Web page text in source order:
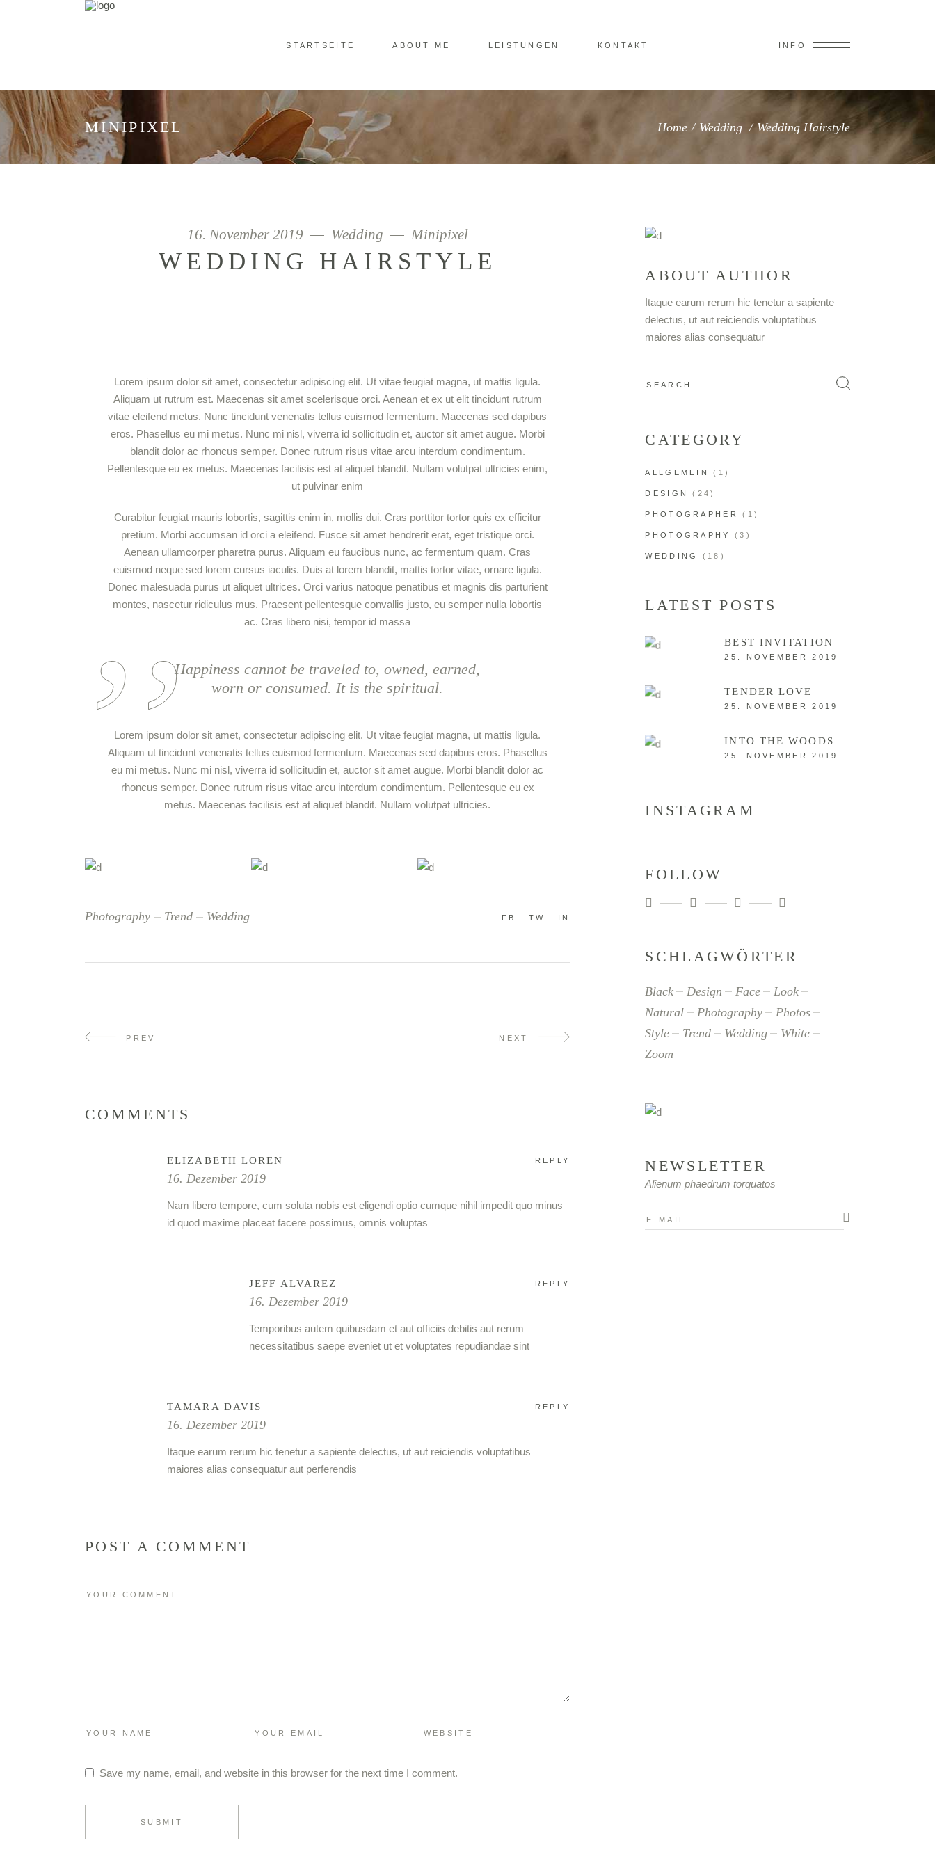
STARTSEITE ABOUT ME LEISTUNGEN KONTAKT INFO
MINIPIXEL Home/Wedding /Wedding Hairstyle
16. November 2019 Wedding Minipixel
WEDDING HAIRSTYLE
Lorem ipsum dolor sit amet, consectetur adipiscing elit. Ut vitae feugiat magna, ut mattis ligula.
Aliquam ut rutrum est. Maecenas sit amet scelerisque orci. Aenean et ex ut elit tincidunt rutrum
vitae eleifend metus. Nunc tincidunt venenatis tellus euismod fermentum. Maecenas sed dapibus
eros. Phasellus eu mi metus. Nunc mi nisl, viverra id sollicitudin et, auctor sit amet augue. Morbi
blandit dolor ac rhoncus semper. Donec rutrum risus vitae arcu interdum condimentum.
Pellentesque eu ex metus. Maecenas facilisis est at aliquet blandit. Nullam volutpat ultricies enim,
ut pulvinar enim
Curabitur feugiat mauris lobortis, sagittis enim in, mollis dui. Cras porttitor tortor quis ex efficitur
pretium. Morbi accumsan id orci a eleifend. Fusce sit amet hendrerit erat, eget tristique orci.
Aenean ullamcorper pharetra purus. Aliquam eu faucibus nunc, ac fermentum quam. Cras
euismod neque sed lorem cursus iaculis. Duis at lorem blandit, mattis tortor vitae, ornare ligula.
Donec malesuada purus ut aliquet ultrices. Orci varius natoque penatibus et magnis dis parturient
montes, nascetur ridiculus mus. Praesent pellentesque convallis justo, eu semper nulla lobortis
ac. Cras libero nisi, tempor id massa
Happiness cannot be traveled to, owned, earned,
worn or consumed. It is the spiritual.
Lorem ipsum dolor sit amet, consectetur adipiscing elit. Ut vitae feugiat magna, ut mattis ligula.
Aliquam ut tincidunt venenatis tellus euismod fermentum. Maecenas sed dapibus eros. Phasellus
eu mi metus. Nunc mi nisl, viverra id sollicitudin et, auctor sit amet augue. Morbi blandit dolor ac
rhoncus semper. Donec rutrum risus vitae arcu interdum condimentum. Pellentesque eu ex
metus. Maecenas facilisis est at aliquet blandit. Nullam volutpat ultricies.
Photography Trend Wedding FB TW IN
PREV NEXT
COMMENTS
ELIZABETH LOREN REPLY
16. Dezember 2019
Nam libero tempore, cum soluta nobis est eligendi optio cumque nihil impedit quo minus
id quod maxime placeat facere possimus, omnis voluptas
JEFF ALVAREZ REPLY
16. Dezember 2019
Temporibus autem quibusdam et aut officiis debitis aut rerum
necessitatibus saepe eveniet ut et voluptates repudiandae sint
TAMARA DAVIS REPLY
16. Dezember 2019
Itaque earum rerum hic tenetur a sapiente delectus, ut aut reiciendis voluptatibus
maiores alias consequatur aut perferendis
POST A COMMENT
Save my name, email, and website in this browser for the next time I comment.
SUBMIT
ABOUT AUTHOR
Itaque earum rerum hic tenetur a sapiente
delectus, ut aut reiciendis voluptatibus
maiores alias consequatur
CATEGORY
ALLGEMEIN (1)
DESIGN (24)
PHOTOGRAPHER (1)
PHOTOGRAPHY (3)
WEDDING (18)
LATEST POSTS
BEST INVITATION
25. NOVEMBER 2019
TENDER LOVE
25. NOVEMBER 2019
INTO THE WOODS
25. NOVEMBER 2019
INSTAGRAM
FOLLOW
SCHLAGWÖRTER
Black Design Face
Look
Natural
Photography
Photos
Style
Trend Wedding
White
Zoom
NEWSLETTER
Alienum phaedrum torquatos